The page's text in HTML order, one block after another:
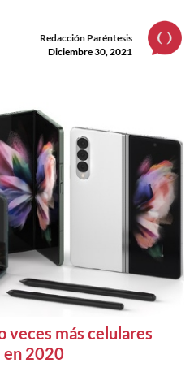
Redacción Paréntesis
Diciembre 30, 2021
veces más celulares
en 2020